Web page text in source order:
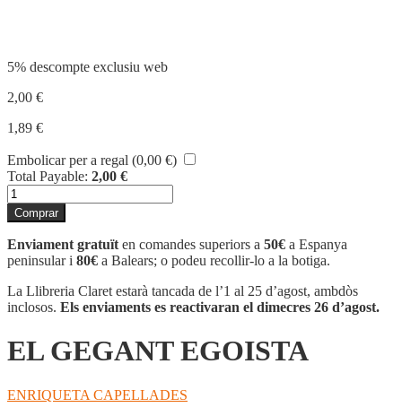
5% descompte exclusiu web
2,00 €
1,89 €
Embolicar per a regal (0,00 €)
Total Payable: 2,00 €
quantitat
de
EL
GEGANT
EGOISTA
Comprar
Enviament gratuït en comandes superiors a 50€ a Espanya
peninsular i 80€ a Balears; o podeu recollir-lo a la botiga.
La Llibreria Claret estarà tancada de l’1 al 25 d’agost, ambdòs
inclosos. Els enviaments es reactivaran el dimecres 26 d’agost.
EL GEGANT EGOISTA
ENRIQUETA CAPELLADES